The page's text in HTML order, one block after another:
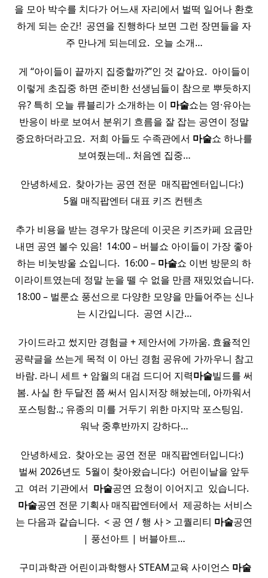
을 모아 박수를 치다가 어느새 자리에서 벌떡 일어나 환호
하게 되는 순간! ​ 공연을 진행하다 보면 그런 장면들을 자
주 만나게 되는데요. ​ 오늘 소개…
게 “아이들이 끝까지 집중할까?”인 것 같아요. ​ 아이들이
이렇게 초집중 하면 준비한 선생님들이 참으로 뿌듯하지
유? 특히 오늘 류블리가 소개하는 이 마술쇼는 영·유아는
반응이 바로 보여서 분위기 흐름을 잘 잡는 공연이 정말
중요하더라고요. ​ 저희 아들도 수족관에서 마술쇼 하나를
보여줬는데.. 처음엔 집중…
​ 안녕하세요. ​ 찾아가는 공연 전문 ​ 매직팝엔터입니다:) ​ ​ ​
5월 매직팝엔터 대표 키즈 컨텐츠 ​
추가 비용을 받는 경우가 많은데 이곳은 키즈카페 요금만
내면 공연 볼수 있음! ​ 14:00 – 버블쇼 아이들이 가장 좋아
하는 비눗방울 쇼입니다. ​ 16:00 – 마술쇼 이번 방문의 하
이라이트였는데 정말 눈을 뗄 수 없을 만큼 재밌었습니다.
​ 18:00 – 벌룬쇼 풍선으로 다양한 모양을 만들어주는 신나
는 시간입니다. ​ 공연 시간…
가이드라고 썼지만 경험글 + 제안서에 가까움. 효율적인
공략글을 쓰는게 목적 이 아닌 경험 공유에 가까우니 참고
바람. 라니 세트 + 암월의 대검 드디어 지력마술빌드를 써
봄. 사실 한 두달전 쯤 써서 임시저장 해놨는데, 아까워서
포스팅함..; 유종의 미를 거두기 위한 마지막 포스팅임. ​ ​ ​
워낙 중후반까지 강하다…
​ 안녕하세요. ​ 찾아오는 공연 전문 ​ 매직팝엔터입니다:) ​ ​ ​
벌써 2026년도 ​ 5월이 찾아왔습니다:) ​ 어린이날을 앞두
고 ​ 여러 기관에서 ​ 마술공연 요청이 이어지고 ​ 있습니다. ​ ​
마술공연 전문 기획사 매직팝엔터에서 ​ 제공하는 서비스
는 다음과 같습니다. ​ < 공 연 / 행 사 > 고퀄리티 마술공연
| 풍선아트 | 버블아트…
​ 구미과학관 어린이과학행사 STEAM교육 사이언스 마술